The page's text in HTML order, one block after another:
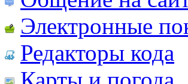
Электронные
Редакторы кода